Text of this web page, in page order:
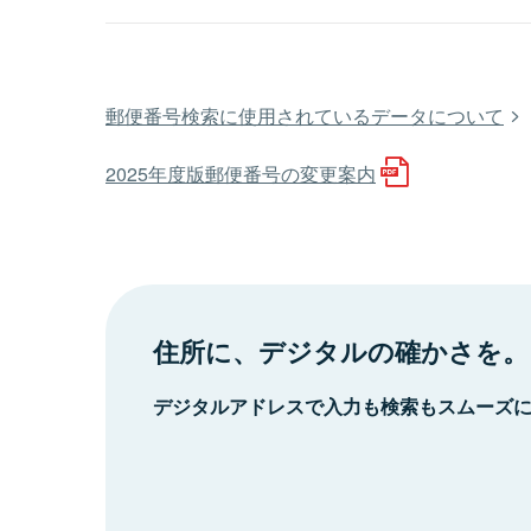
郵便番号検索に使用されているデータについて
2025年度版郵便番号の変更案内
住所に、デジタルの確かさを。
デジタルアドレスで入力も検索もスムーズ